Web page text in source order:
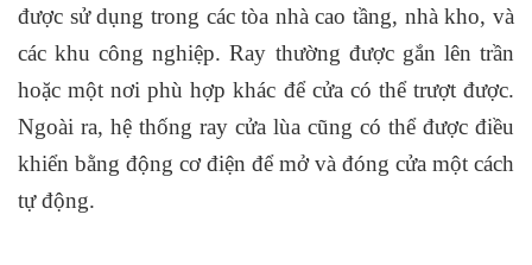
được sử dụng trong các tòa nhà cao tầng, nhà kho, và
các khu công nghiệp. Ray thường được gắn lên trần
hoặc một nơi phù hợp khác để cửa có thể trượt được.
Ngoài ra, hệ thống ray cửa lùa cũng có thể được điều
khiển bằng động cơ điện để mở và đóng cửa một cách
tự động.